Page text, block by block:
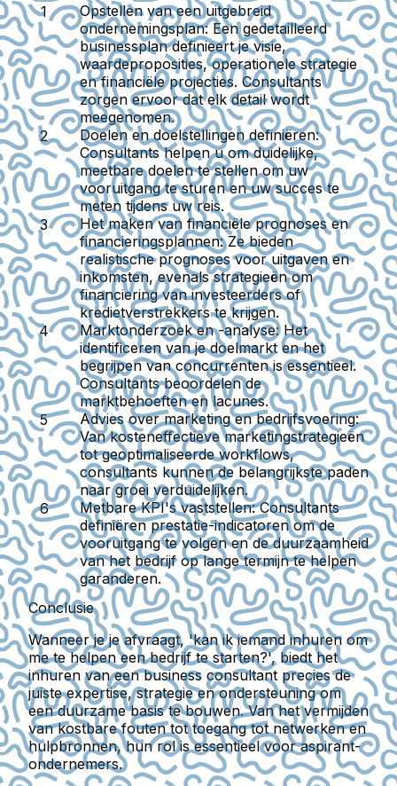
Opstellen van een uitgebreid
ondernemingsplan:Een gedetailleerd
businessplan definieert je visie,
waardeproposities, operationele strategie
en financiële projecties. Consultants
zorgen ervoor dat elk detail wordt
meegenomen.
Doelen en doelstellingen definiëren:
Consultants helpen u om duidelijke,
meetbare doelen te stellen om uw
vooruitgang te sturen en uw succes te
meten tijdens uw reis.
Het maken van financiële prognoses en
financieringsplannen:Ze bieden
realistische prognoses voor uitgaven en
inkomsten, evenals strategieën om
financiering van investeerders of
kredietverstrekkers te krijgen.
Marktonderzoek en -analyse:Het
identificeren van je doelmarkt en het
begrijpen van concurrenten is essentieel.
Consultants beoordelen de
marktbehoeften en lacunes.
Advies over marketing en bedrijfsvoering:
Van kosteneffectieve marketingstrategieën
tot geoptimaliseerde workflows,
consultants kunnen de belangrijkste paden
naar groei verduidelijken.
Metbare KPI's vaststellen:Consultants
definiëren prestatie-indicatoren om de
vooruitgang te volgen en de duurzaamheid
van het bedrijf op lange termijn te helpen
garanderen.
Conclusie
Wanneer je je afvraagt, 'kan ik iemand inhuren om
me te helpen een bedrijf te starten?', biedt het
inhuren van een business consultant precies de
juiste expertise, strategie en ondersteuning om
een duurzame basis te bouwen. Van het vermijden
van kostbare fouten tot toegang tot netwerken en
hulpbronnen, hun rol is essentieel voor aspirant-
ondernemers.